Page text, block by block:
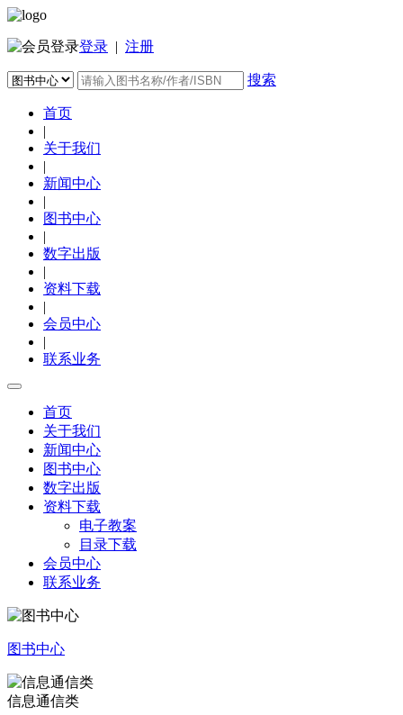
登录 | 注册
搜索
首页
|
关于我们
|
新闻中心
|
图书中心
|
数字出版
|
资料下载
|
会员中心
|
联系业务
首页
关于我们
新闻中心
图书中心
数字出版
资料下载
电子教案
目录下载
会员中心
联系业务
图书中心
信息通信类